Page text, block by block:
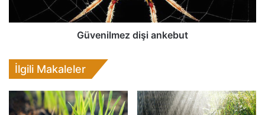
a
n
d
e
i
n
Güvenilmez dişi ankebut
İlgili Makaleler